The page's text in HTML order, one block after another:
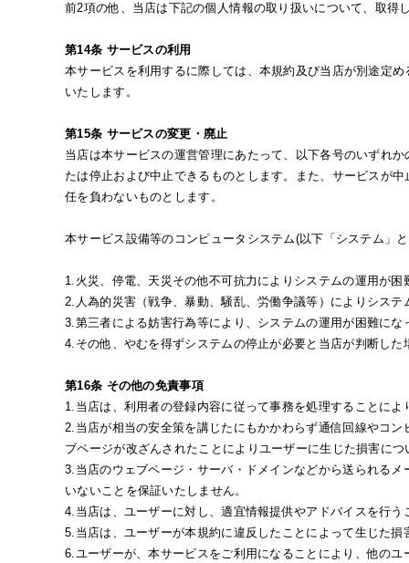
前2項の他、当店は下記の個人情報の取り扱いについて、取得
第14条 サービスの利用
本サービスを利用するに際しては、本規約及び当店が別途定
いたします。
第15条 サービスの変更・廃止
当店は本サービスの運営管理にあたって、以下各号のいずれ
たは停止および中止できるものとします。また、サービスが
任を負わないものとします。
本サービス設備等のコンピュータシステム(以下「システム」
1.火災、停電、天災その他不可抗力によりシステムの運用が困
2.人為的災害（戦争、暴動、騒乱、労働争議等）によりシステ
3.第三者による妨害行為等により、システムの運用が困難にな
4.その他、やむを得ずシステムの停止が必要と当店が判断した
第16条 その他の免責事項
1.当店は、利用者の登録内容に従って事務を処理することに
2.当店が相当の安全策を講じたにもかかわらず通信回線やコ
ブページが改ざんされたことによりユーザーに生じた損害に
3.当店のウェブページ・サーバ・ドメインなどから送られる
いないことを保証いたしません。
4.当店は、ユーザーに対し、適宜情報提供やアドバイスを行
5.当店は、ユーザーが本規約に違反したことによって生じた
6.ユーザーが、本サービスをご利用になることにより、他の